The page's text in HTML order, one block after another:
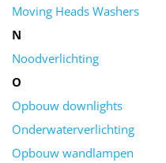
Moving Heads Washers
N
Noodverlichting
O
Opbouw downlights
Onderwaterverlichting
Opbouw wandlampen